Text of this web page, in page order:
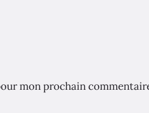
mon prochain